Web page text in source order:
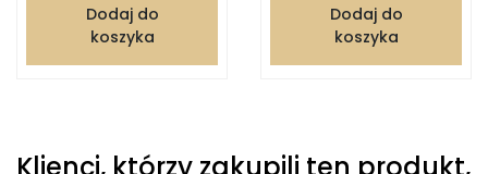
Dodaj do
koszyka
Dodaj do
koszyka
Klienci, którzy zakupili ten produkt,